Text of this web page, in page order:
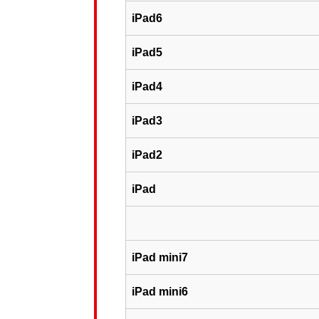
iPad6
iPad5
iPad4
iPad3
iPad2
iPad
iPad mini7
iPad mini6